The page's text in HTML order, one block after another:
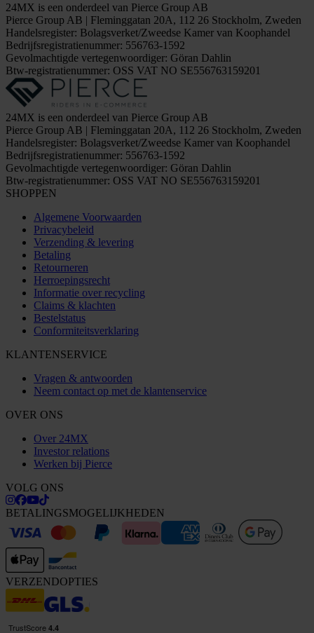
24MX is een onderdeel van Pierce Group AB
Pierce Group AB | Fleminggatan 20A, 112 26 Stockholm, Zweden
Handelsregister: Bolagsverket/Zweedse Kamer van Koophandel
Bedrijfsregistratienummer: 556763-1592
Gevolmachtigde vertegenwoordiger: Göran Dahlin
Btw-registratienummer: OSS VAT NO SE556763159201
24MX is een onderdeel van Pierce Group AB
Pierce Group AB | Fleminggatan 20A, 112 26 Stockholm, Zweden
Handelsregister: Bolagsverket/Zweedse Kamer van Koophandel
Bedrijfsregistratienummer: 556763-1592
Gevolmachtigde vertegenwoordiger: Göran Dahlin
Btw-registratienummer: OSS VAT NO SE556763159201
SHOPPEN
Algemene Voorwaarden
Privacybeleid
Verzending & levering
Betaling
Retourneren
Herroepingsrecht
Informatie over recycling
Claims & klachten
Bestelstatus
Conformiteitsverklaring
KLANTENSERVICE
Vragen & antwoorden
Neem contact op met de klantenservice
OVER ONS
Over 24MX
Investor relations
Werken bij Pierce
VOLG ONS
BETALINGSMOGELIJKHEDEN
VERZENDOPTIES